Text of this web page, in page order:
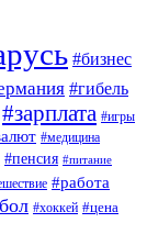
#бизнес
#гибель
#зарплата #игры
#медицина
#пенсия #питание
#работа
#хоккей #цена